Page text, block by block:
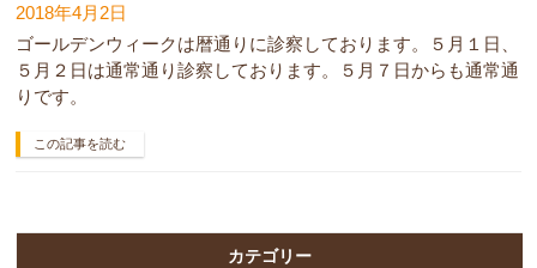
2018年4月2日
ゴールデンウィークは暦通りに診察しております。５月１日、
５月２日は通常通り診察しております。５月７日からも通常通
りです。
この記事を読む
カテゴリー